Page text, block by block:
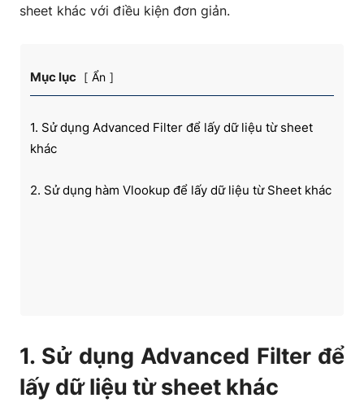
sheet khác với điều kiện đơn giản.
Mục lục Ẩn
1. Sử dụng Advanced Filter để lấy dữ liệu từ sheet
khác
2. Sử dụng hàm Vlookup để lấy dữ liệu từ Sheet khác
1. Sử dụng Advanced Filter để
lấy dữ liệu từ sheet khác